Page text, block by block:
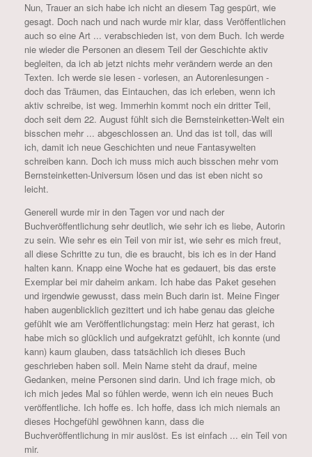
Nun, Trauer an sich habe ich nicht an diesem Tag gespürt, wie
gesagt. Doch nach und nach wurde mir klar, dass Veröffentlichen
auch so eine Art ... verabschieden ist, von dem Buch. Ich werde
nie wieder die Personen an diesem Teil der Geschichte aktiv
begleiten, da ich ab jetzt nichts mehr verändern werde an den
Texten. Ich werde sie lesen - vorlesen, an Autorenlesungen -
doch das Träumen, das Eintauchen, das ich erleben, wenn ich
aktiv schreibe, ist weg. Immerhin kommt noch ein dritter Teil,
doch seit dem 22. August fühlt sich die Bernsteinketten-Welt ein
bisschen mehr ... abgeschlossen an. Und das ist toll, das will
ich, damit ich neue Geschichten und neue Fantasywelten
schreiben kann. Doch ich muss mich auch bisschen mehr vom
Bernsteinketten-Universum lösen und das ist eben nicht so
leicht.
Generell wurde mir in den Tagen vor und nach der
Buchveröffentlichung sehr deutlich, wie sehr ich es liebe, Autorin
zu sein. Wie sehr es ein Teil von mir ist, wie sehr es mich freut,
all diese Schritte zu tun, die es braucht, bis ich es in der Hand
halten kann. Knapp eine Woche hat es gedauert, bis das erste
Exemplar bei mir daheim ankam. Ich habe das Paket gesehen
und irgendwie gewusst, dass mein Buch darin ist. Meine Finger
haben augenblicklich gezittert und ich habe genau das gleiche
gefühlt wie am Veröffentlichungstag: mein Herz hat gerast, ich
habe mich so glücklich und aufgekratzt gefühlt, ich konnte (und
kann) kaum glauben, dass tatsächlich ich dieses Buch
geschrieben haben soll. Mein Name steht da drauf, meine
Gedanken, meine Personen sind darin. Und ich frage mich, ob
ich mich jedes Mal so fühlen werde, wenn ich ein neues Buch
veröffentliche. Ich hoffe es. Ich hoffe, dass ich mich niemals an
dieses Hochgefühl gewöhnen kann, dass die
Buchveröffentlichung in mir auslöst. Es ist einfach ... ein Teil von
mir.